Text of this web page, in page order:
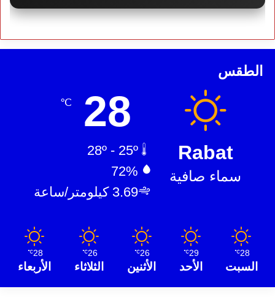
الطقس
Rabat
سماء صافية
28
℃
72%
3.69 كيلومتر/ساعة
28
℃
السبت
29
℃
الأحد
26
℃
الأثنين
26
℃
الثلاثاء
28
℃
الأربعاء